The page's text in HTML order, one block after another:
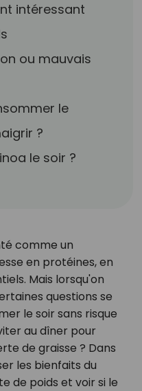
intéressant
ou mauvais
le
?
le soir ?
comme un
en protéines, en
Mais lorsqu'on
questions se
le soir sans risque
au dîner pour
de graisse ? Dans
les bienfaits du
de poids et voir si le